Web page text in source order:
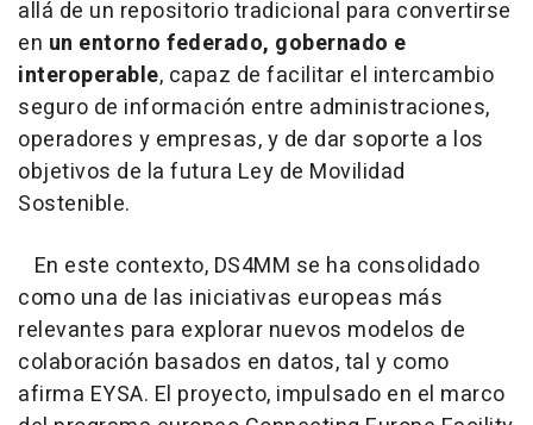
allá de un repositorio tradicional para convertirse
en un entorno federado, gobernado e
interoperable, capaz de facilitar el intercambio
seguro de información entre administraciones,
operadores y empresas, y de dar soporte a los
objetivos de la futura Ley de Movilidad
Sostenible.
En este contexto, DS4MM se ha consolidado
como una de las iniciativas europeas más
relevantes para explorar nuevos modelos de
colaboración basados en datos, tal y como
afirma EYSA. El proyecto, impulsado en el marco